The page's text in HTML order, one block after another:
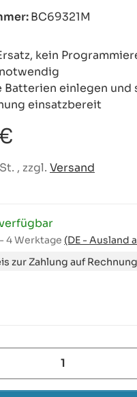
BC69321M
kein
Batterien einlegen und
einsatzbereit
, zzgl. Versand
4 Werktage (DE - Ausland
zur Zahlung auf